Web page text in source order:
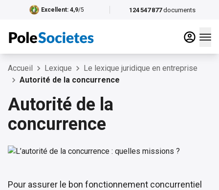
124 547 877 documents
Excellent: 4,9/5
Accueil Lexique
Le lexique juridique en entreprise
Autorité de la concurrence
Autorité de la
concurrence
Pour assurer le bon fonctionnement concurrentiel